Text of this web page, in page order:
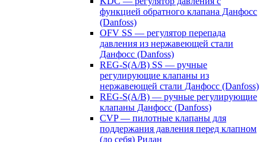
функцией обратного клапана Данфосс
(Danfoss)
OFV SS — регулятор перепада
давления из нержавеющей стали
Данфосс (Danfoss)
REG-S(A/B) SS — ручные
регулирующие клапаны из
нержавеющей стали Данфосс (Danfoss)
REG-S(A/B) — ручные регулирующие
клапаны Данфосс (Danfoss)
CVP — пилотные клапаны для
поддержания давления перед клапном
(до себя) Ридан